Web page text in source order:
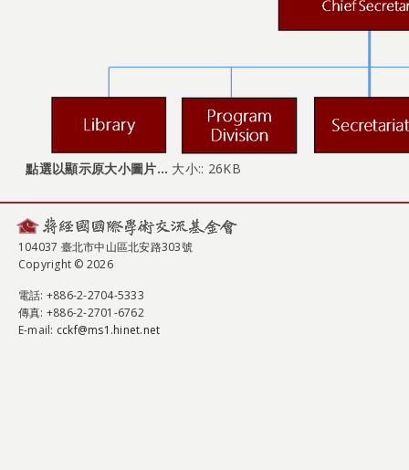
點選以顯示原大小圖片… 大小:: 26KB
104037 臺北市中山區北安路303號
Copyright © 2026
電話: +886-2-2704-5333
傳真: +886-2-2701-6762
E-mail: cckf@ms1.hinet.net